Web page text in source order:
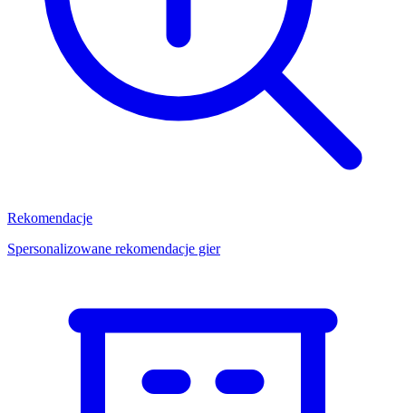
Rekomendacje
Spersonalizowane rekomendacje gier